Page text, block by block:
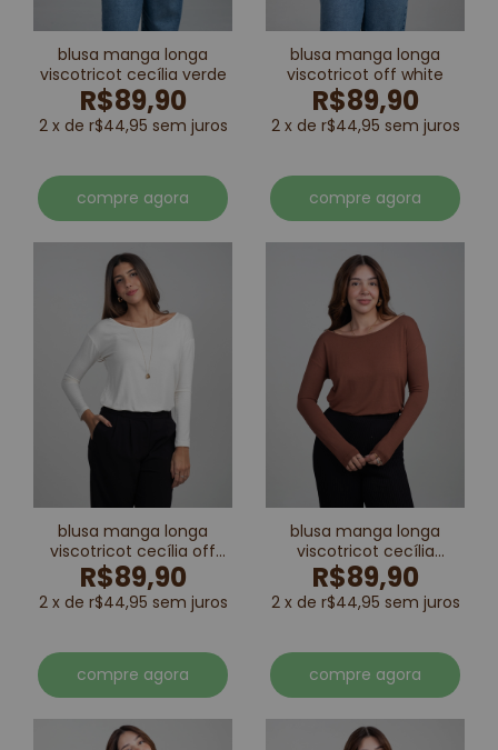
blusa manga longa
viscotricot cecília verde
R$89,90
2 x de r$44,95 sem juros
compre agora
blusa manga longa
viscotricot off white
R$89,90
2 x de r$44,95 sem juros
compre agora
blusa manga longa
viscotricot cecília off
white
R$89,90
2 x de r$44,95 sem juros
compre agora
blusa manga longa
viscotricot cecília
marrom
R$89,90
2 x de r$44,95 sem juros
compre agora